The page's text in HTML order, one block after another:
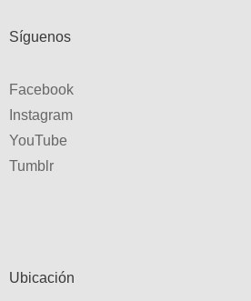
Síguenos
Facebook
Instagram
YouTube
Tumblr
Ubicación